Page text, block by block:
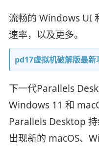
流畅的 Windows UI
速率，以及更多。
pd17虚拟机破解版最新
下一代Parallels
Windows 11 和
Parallels Desktop
出现新的 macOS、